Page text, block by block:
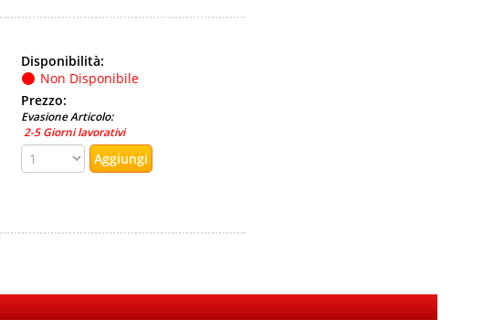
Disponibilità:
Non Disponibile
Prezzo:
Evasione Articolo:
2-5 Giorni lavorativi